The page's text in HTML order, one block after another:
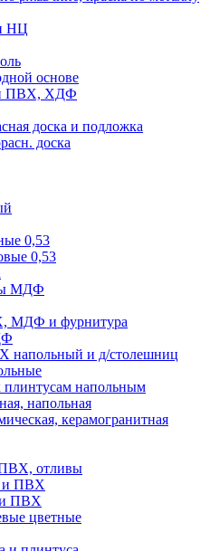
НЦ
основе
ПВХ, ХДФ
доска и подложка
доска
0,53
0,53
МДФ
МДФ и фурнитура
напольный и д/столешниц
плинтусам напольным
напольная
керамогранитная
отливы
и ПВХ
ПВХ
цветные